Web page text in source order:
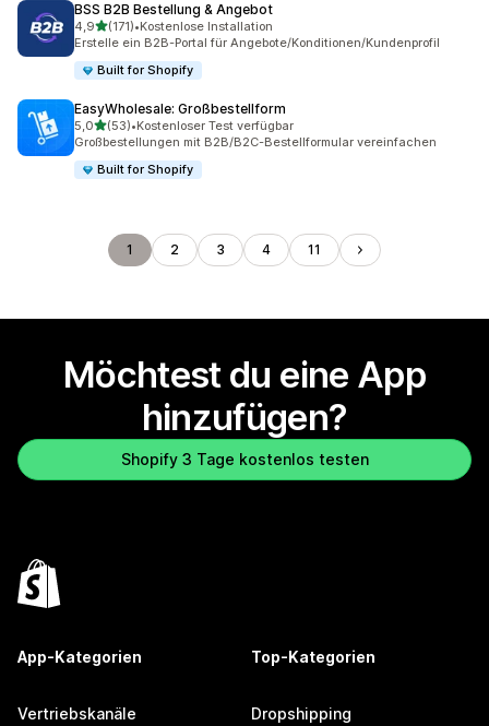
BSS B2B Bestellung & Angebot
4,9von 5 Sternen
(171)
171 Rezensionen insgesamt
•Kostenlose Installation
Erstelle ein B2B-Portal für Angebote/Konditionen/Kundenprofil
Built for Shopify
EasyWholesale: Großbestellform
5,0von 5 Sternen
(53)
53 Rezensionen insgesamt
•Kostenloser Test verfügbar
Großbestellungen mit B2B/B2C-Bestellformular vereinfachen
Built for Shopify
1 2 3 4 11
Möchtest du eine App
hinzufügen?
Shopify 3 Tage kostenlos testen
App-Kategorien
Vertriebskanäle
Top-Kategorien
Dropshipping